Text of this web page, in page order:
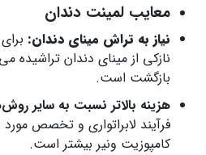
معایب لمینت دندان
نیاز به تراش مینای دندان:
نازکی از مینای دندان تراشیده
بازگشت است.
هزینه بالاتر نسبت به سایر
فرآیند لابراتواری و تخصص
کامپوزیت ونیر بیشتر است.